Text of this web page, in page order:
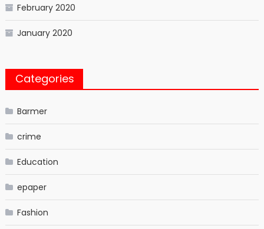
February 2020
January 2020
Categories
Barmer
crime
Education
epaper
Fashion